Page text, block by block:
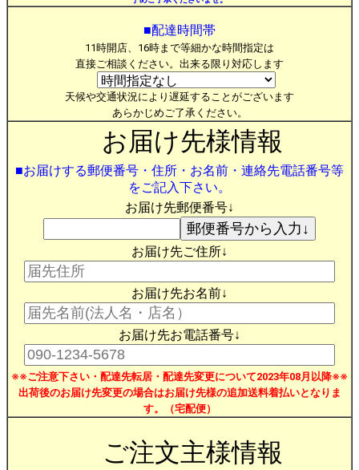
■配達時間帯
11時開店、16時まで等細かな時間指定は
直接ご相談ください。出来る限り対応します
天候や交通状況により遅延することがございます
あらかじめご了承ください。
お届け先様情報
■お届けする郵便番号・住所・お名前・連絡先電話番号等
をご記入下さい。
お届け先郵便番号↓
お届け先ご住所↓
お届け先お名前↓
お届け先お電話番号↓
※※ご注意下さい・配達先転居・配達先変更について2023年08月以降※※
出荷後のお届け先変更の場合はお届け先様の追加送料着払いとなりま
す。（宅配便）
ご注文主様情報